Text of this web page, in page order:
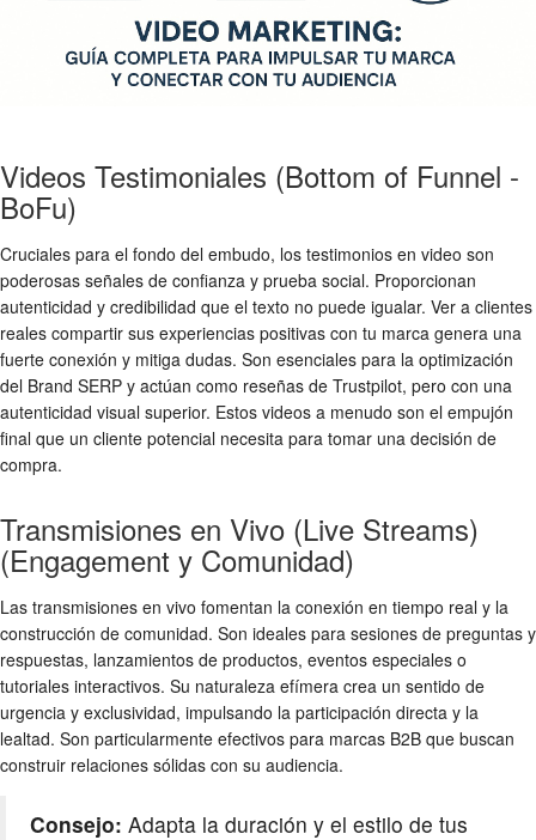
Videos Testimoniales (Bottom of Funnel -
BoFu)
Cruciales para el fondo del embudo, los testimonios en video son
poderosas señales de confianza y prueba social. Proporcionan
autenticidad y credibilidad que el texto no puede igualar. Ver a clientes
reales compartir sus experiencias positivas con tu marca genera una
fuerte conexión y mitiga dudas. Son esenciales para la optimización
del Brand SERP y actúan como reseñas de Trustpilot, pero con una
autenticidad visual superior. Estos videos a menudo son el empujón
final que un cliente potencial necesita para tomar una decisión de
compra.
Transmisiones en Vivo (Live Streams)
(Engagement y Comunidad)
Las transmisiones en vivo fomentan la conexión en tiempo real y la
construcción de comunidad. Son ideales para sesiones de preguntas y
respuestas, lanzamientos de productos, eventos especiales o
tutoriales interactivos. Su naturaleza efímera crea un sentido de
urgencia y exclusividad, impulsando la participación directa y la
lealtad. Son particularmente efectivos para marcas B2B que buscan
construir relaciones sólidas con su audiencia.
Consejo: Adapta la duración y el estilo de tus